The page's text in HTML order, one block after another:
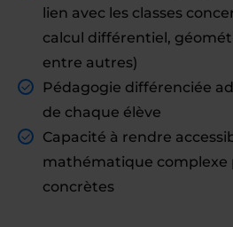
lien avec les classes
calcul différentiel,
entre autres)
Pédagogie différenciée
de chaque élève
Capacité à rendre
mathématique complexe
concrètes